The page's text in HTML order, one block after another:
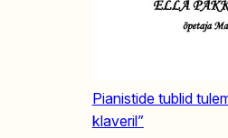
Pianistide tublid
klaveril”